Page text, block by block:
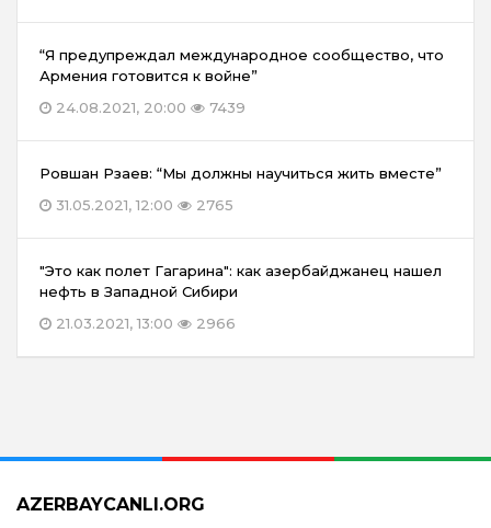
“Я предупреждал международное сообщество, что
Армения готовится к войне”
24.08.2021, 20:00
7439
Ровшан Рзаев: “Мы должны научиться жить вместе”
31.05.2021, 12:00
2765
"Это как полет Гагарина": как азербайджанец нашел
нефть в Западной Сибири
21.03.2021, 13:00
2966
AZERBAYCANLI.ORG